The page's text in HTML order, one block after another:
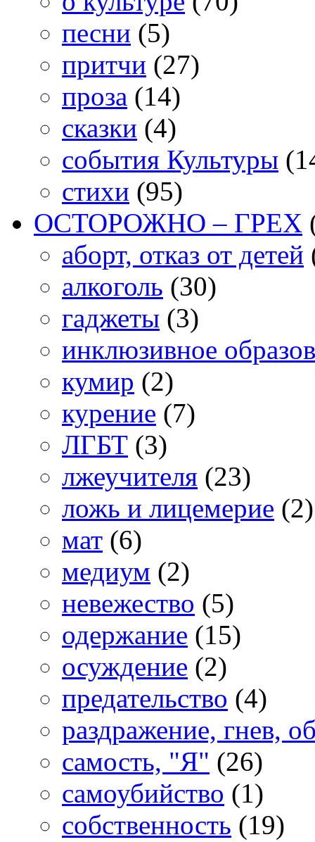
песни (5)
притчи (27)
проза (14)
сказки (4)
события Культуры
стихи (95)
ОСТОРОЖНО – ГРЕХ
аборт, отказ от детей
алкоголь (30)
гаджеты (3)
инклюзивное
кумир (2)
курение (7)
ЛГБТ (3)
лжеучителя (23)
ложь и лицемерие (2)
мат (6)
медиум (2)
невежество (5)
одержание (15)
осуждение (2)
предательство (4)
раздражение, гнев,
самость, "Я" (26)
самоубийство (1)
собственность (19)